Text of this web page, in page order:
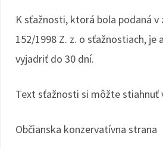
K sťažnosti, ktorá bola podaná v
152/1998 Z. z. o sťažnostiach, je
vyjadriť do 30 dní.
Text sťažnosti si môžte stiahnuť
Občianska konzervatívna strana